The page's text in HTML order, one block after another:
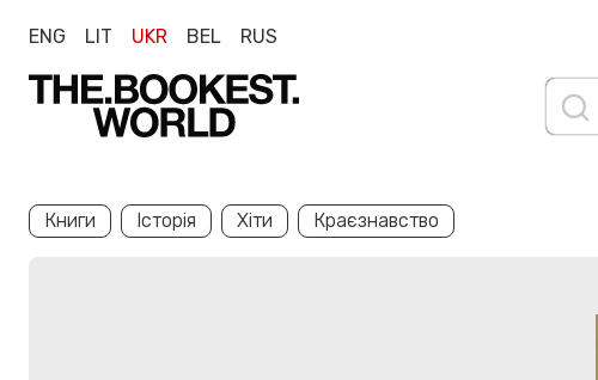
ENG LIT UKR BEL RUS
Книги Історія Хіти Краєзнавство